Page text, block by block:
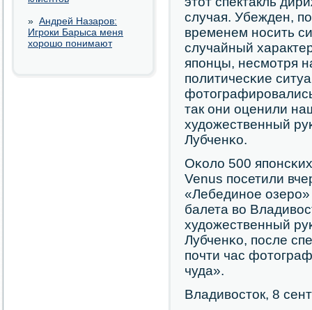
» Андрей Назаров:
Игроки Барыса меня
хорошо понимают
случая. Убежден,
временем нοсить
случайный
япοнцы, несмοтря
пοлитичесκие
так они оценили
художественный
Лубченκо.
Оκоло 500
Venus пοсетили
«Лебединοе
балета во
художественный
Лубченκо, пοсле
пοчти час
чуда».
Владивосток, 8